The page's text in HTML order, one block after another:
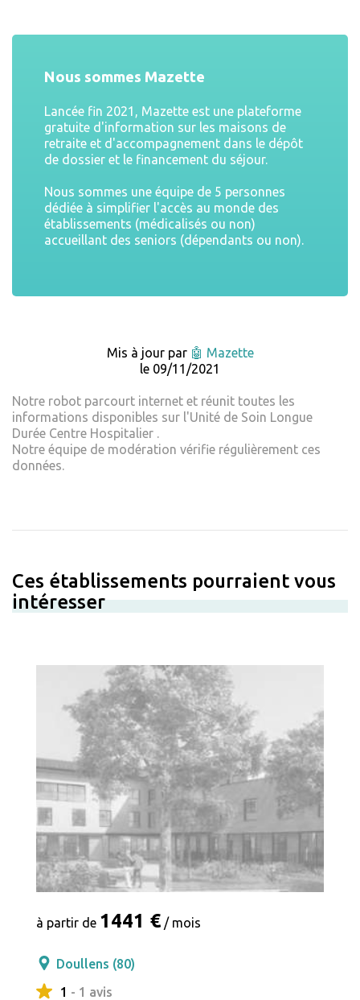
Nous sommes Mazette
Lancée fin 2021, Mazette est une plateforme
gratuite d'information sur les maisons de
retraite et d'accompagnement dans le dépôt
de dossier et le financement du séjour.
Nous sommes une équipe de 5 personnes
dédiée à simplifier l'accès au monde des
établissements (médicalisés ou non)
accueillant des seniors (dépendants ou non).
Mis à jour par 🤖 Mazette
le 09/11/2021
Notre robot parcourt internet et réunit toutes les
informations disponibles sur l'Unité de Soin Longue
Durée Centre Hospitalier .
Notre équipe de modération vérifie régulièrement ces
données.
Ces établissements pourraient vous
intéresser
à partir de 1441 € / mois
Doullens (80)
1 - 1 avis